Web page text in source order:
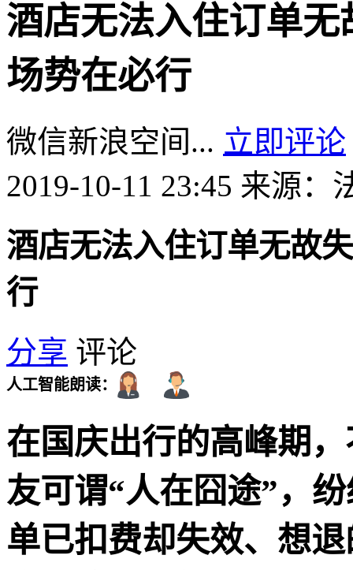
酒店无法入住订单
场势在必行
微信新浪空间... 立即评论
2019-10-11 23:45 来源：
酒店无法入住订单无故
行
分享 评论
人工智能朗读：
在国庆出行的高峰期
友可谓“人在囧途”，
单已扣费却失效、想